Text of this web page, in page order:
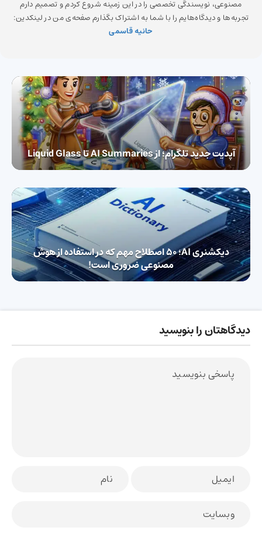
مصنوعی، نویسندگی تخصصی را در این زمینه شروع کردم و تصمیم دارم
تجربه‌ها و دیدگاه‌هایم را با شما به اشتراک بگذارم صفحه‌ی من در لینکدین:
حانیه قاسمی
آپدیت جدید تلگرام؛ از AI Summaries تا Liquid Glass
دیکشنری AI؛ 50 اصطلاح مهم که در استفاده از هوش
مصنوعی ضروری است!
دیدگاهتان را بنویسید